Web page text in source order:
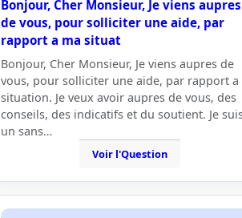
Bonjour, Cher Monsieur, Je viens aupres
de vous, pour solliciter une aide, par
rapport a ma situat
Bonjour, Cher Monsieur, Je viens aupres de
vous, pour solliciter une aide, par rapport a
situation. Je veux avoir aupres de vous, des
conseils, des indicatifs et du soutient. Je
un sans…
Voir l'Question